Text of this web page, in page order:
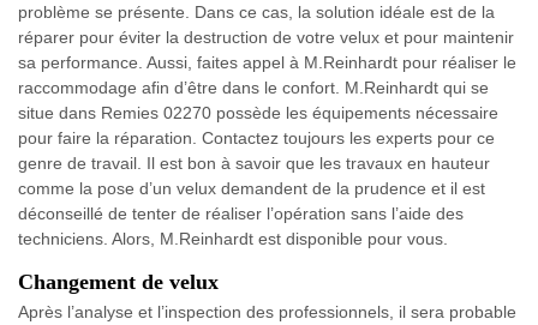
problème se présente. Dans ce cas, la solution idéale est de la
réparer pour éviter la destruction de votre velux et pour maintenir
sa performance. Aussi, faites appel à M.Reinhardt pour réaliser le
raccommodage afin d’être dans le confort. M.Reinhardt qui se
situe dans Remies 02270 possède les équipements nécessaire
pour faire la réparation. Contactez toujours les experts pour ce
genre de travail. Il est bon à savoir que les travaux en hauteur
comme la pose d’un velux demandent de la prudence et il est
déconseillé de tenter de réaliser l’opération sans l’aide des
techniciens. Alors, M.Reinhardt est disponible pour vous.
Changement de velux
Après l’analyse et l’inspection des professionnels, il sera probable